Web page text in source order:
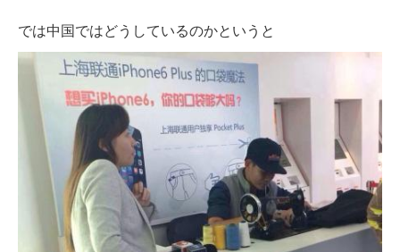
では中国ではどうしているのかというと